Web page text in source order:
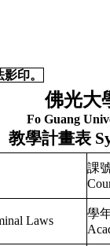
印。
佛光大
Fo Guang
教學計畫表
課
Laws
學